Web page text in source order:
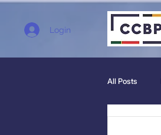
Login
All Posts